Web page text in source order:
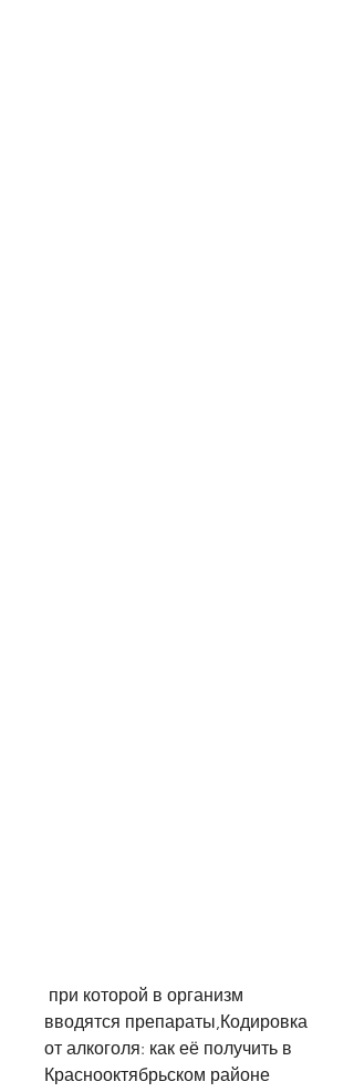
вводятся препараты,Кодировка
от алкоголя: как её получить в
Краснооктябрьском районе